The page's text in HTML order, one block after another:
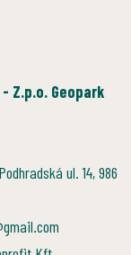
Z.p.o. Geopark
ul. 14, 986